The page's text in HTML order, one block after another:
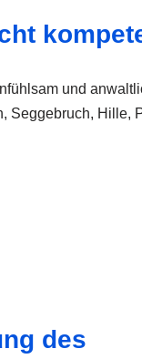
und
Seggebruch,
des